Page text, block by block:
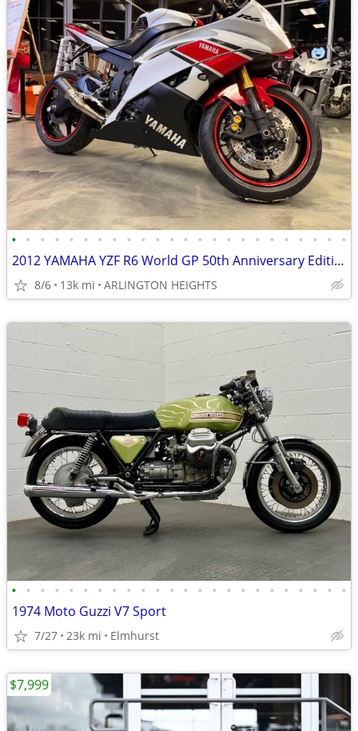
• • • • • • • • • • • • • • • • • • • • • • • •
2012 YAMAHA YZF R6 World GP 50th Anniversary Edition
8/6 13k mi ARLINGTON HEIGHTS
• • • • • • • • • • • • • • • • • • • • • • • •
1974 Moto Guzzi V7 Sport
7/27 23k mi Elmhurst
$7,999